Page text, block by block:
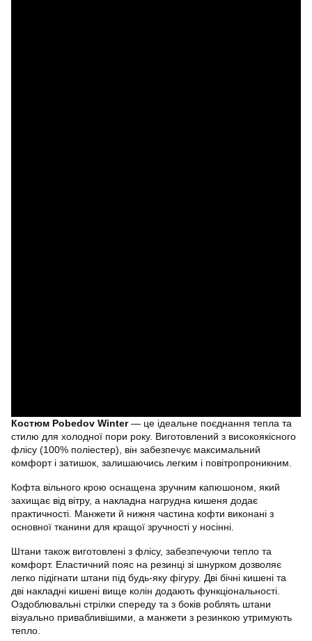
Костюм Pobedov Winter— це ідеальне поєднання тепла та
стилю для холодної пори року. Виготовлений з високоякісного
флісу (100% поліестер), він забезпечує максимальний
комфорт і затишок, залишаючись легким і повітропроникним.
Кофта вільного крою оснащена зручним капюшоном, який
захищає від вітру, а накладна нагрудна кишеня додає
практичності. Манжети й нижня частина кофти виконані з
основної тканини для кращої зручності у носінні.
Штани також виготовлені з флісу, забезпечуючи тепло та
комфорт. Еластичний пояс на резинці зі шнурком дозволяє
легко підігнати штани під будь-яку фігуру. Дві бічні кишені та
дві накладні кишені вище колін додають функціональності.
Оздоблювальні стрілки спереду та з боків роблять штани
візуально привабливішими, а манжети з резинкою утримують
тепло.